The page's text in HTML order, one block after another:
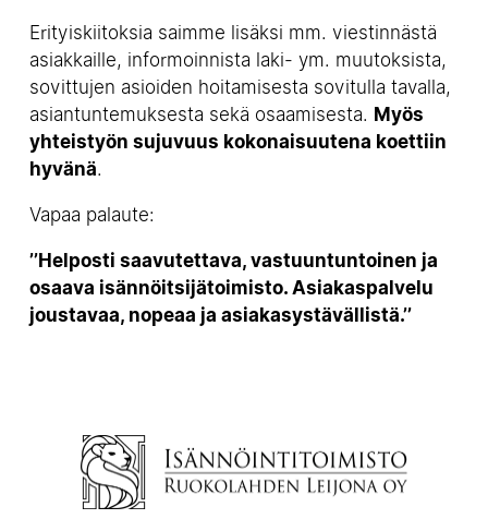
Erityiskiitoksia saimme lisäksi mm. viestinnästä
asiakkaille, informoinnista laki- ym. muutoksista,
sovittujen asioiden hoitamisesta sovitulla tavalla,
asiantuntemuksesta sekä osaamisesta. Myös
yhteistyön sujuvuus kokonaisuutena koettiin
hyvänä.
Vapaa palaute:
’’Helposti saavutettava, vastuuntuntoinen ja
osaava isännöitsijätoimisto. Asiakaspalvelu
joustavaa, nopeaa ja asiakasystävällistä.’’